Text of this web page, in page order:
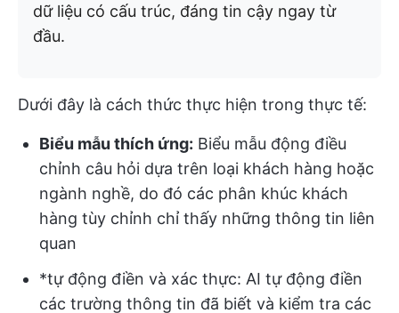
dữ liệu có cấu trúc, đáng tin cậy ngay từ
đầu.
Dưới đây là cách thức thực hiện trong thực tế:
Biểu mẫu thích ứng: Biểu mẫu động điều
chỉnh câu hỏi dựa trên loại khách hàng hoặc
ngành nghề, do đó các phân khúc khách
hàng tùy chỉnh chỉ thấy những thông tin liên
quan
*tự động điền và xác thực: AI tự động điền
các trường thông tin đã biết và kiểm tra các